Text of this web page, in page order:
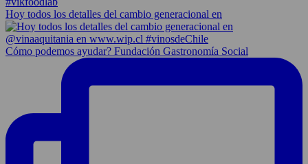
Hoy todos los detalles del cambio generacional en
Cómo podemos ayudar? Fundación Gastronomía Social